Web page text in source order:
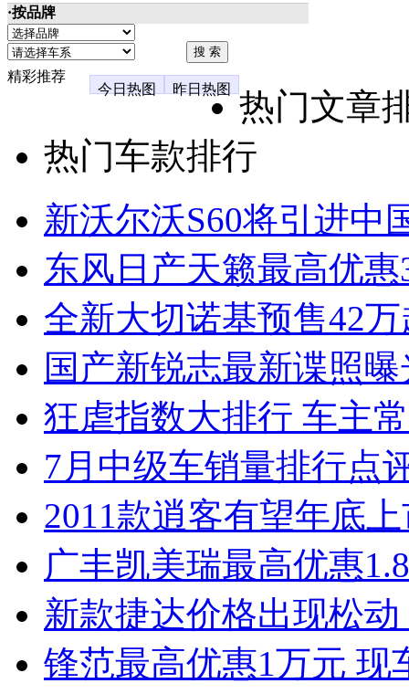
·按品牌
精彩推荐
今日热图
昨日热图
热门文章
热门车款排行
新沃尔沃S60将引进中
东风日产天籁最高优
全新大切诺基预售42
国产新锐志最新谍照
狂虐指数大排行 车主
7月中级车销量排行点
2011款逍客有望年底
广丰凯美瑞最高优惠
新款捷达价格出现松
锋范最高优惠1万元 现